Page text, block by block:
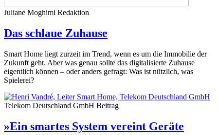
Juliane Moghimi Redaktion
Das schlaue Zuhause
Smart Home liegt zurzeit im Trend, wenn es um die Immobilie der
Zukunft geht. Aber was genau sollte das digitalisierte Zuhause
eigentlich können – oder anders gefragt: Was ist nützlich, was
Spielerei?
Telekom Deutschland GmbH Beitrag
»Ein smartes System vereint Geräte